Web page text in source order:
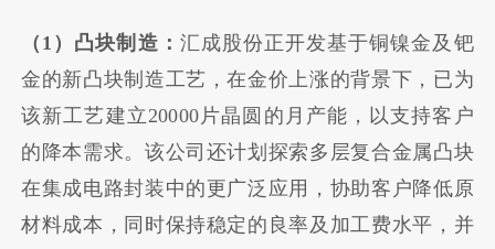
（1）凸块制造： 汇成股份正开发基于铜镍金及钯
金的新凸块制造工艺，在金价上涨的背景下，已为
该新工艺建立20000片晶圆的月产能，以支持客户
的降本需求。该公司还计划探索多层复合金属凸块
在集成电路封装中的更广泛应用，协助客户降低原
材料成本，同时保持稳定的良率及加工费水平，并